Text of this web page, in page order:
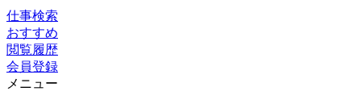
仕事検索
おすすめ
閲覧履歴
会員登録
メニュー